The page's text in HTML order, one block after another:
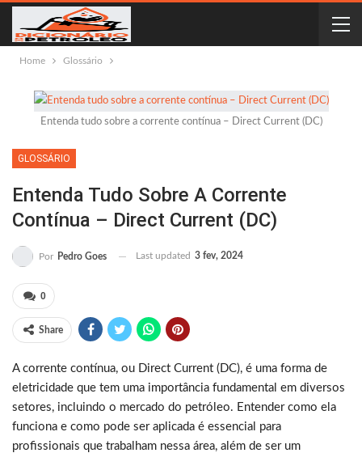
Home Glossário
Entenda tudo sobre a corrente contínua – Direct Current (DC)
GLOSSÁRIO
Entenda Tudo Sobre A Corrente
Contínua – Direct Current (DC)
Por Pedro Goes Last updated 3 fev, 2024
0
Share
A corrente contínua, ou Direct Current (DC), é uma forma de
eletricidade que tem uma importância fundamental em diversos
setores, incluindo o mercado do petróleo. Entender como ela
funciona e como pode ser aplicada é essencial para
profissionais que trabalham nessa área, além de ser um